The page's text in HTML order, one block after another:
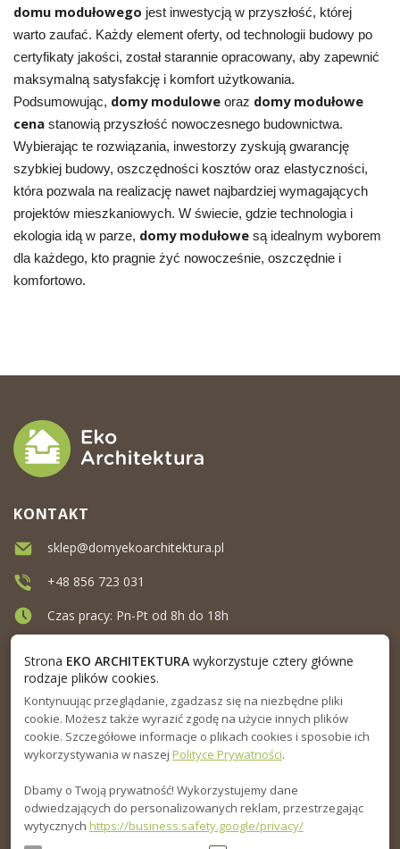
domu modułowego jest inwestycją w przyszłość, której
warto zaufać. Każdy element oferty, od technologii budowy po
certyfikaty jakości, został starannie opracowany, aby zapewnić
maksymalną satysfakcję i komfort użytkowania.
Podsumowując, domy moduloweoraz domy modułowe
cenastanowią przyszłość nowoczesnego budownictwa.
Wybierając te rozwiązania, inwestorzy zyskują gwarancję
szybkiej budowy, oszczędności kosztów oraz elastyczności,
która pozwala na realizację nawet najbardziej wymagających
projektów mieszkaniowych. W świecie, gdzie technologia i
ekologia idą w parze, domy modułowesą idealnym wyborem
dla każdego, kto pragnie żyć nowocześnie, oszczędnie i
komfortowo.
MENU
INFORMACJA
PORADNIK
KONTAKT
sklep@domyekoarchitektura.pl
+48 856 723 031
Czas pracy: Pn-Pt od 8h do 18h
Strona EKO ARCHITEKTURAwykorzystuje cztery główne
rodzaje plików cookies.
Kontynuując przeglądanie, zgadzasz się na niezbędne pliki
cookie. Możesz także wyrazić zgodę na użycie innych plików
cookie. Szczegółowe informacje o plikach cookies i sposobie ich
wykorzystywania w naszej Polityce Prywatności.
Dbamy o Twoją prywatność! Wykorzystujemy dane
odwiedzających do personalizowanych reklam, przestrzegając
wytycznych https://business.safety.google/privacy/